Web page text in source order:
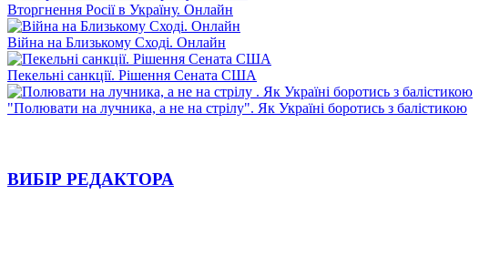
Вторгнення Росії в Україну. Онлайн
Війна на Близькому Сході. Онлайн
Пекельні санкції. Рішення Сената США
"Полювати на лучника, а не на стрілу". Як Україні боротись з балістикою
ВИБІР РЕДАКТОРА